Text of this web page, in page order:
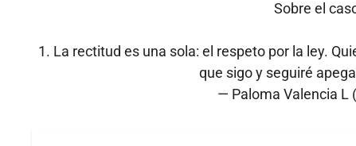
Sobre el
1. La rectitud es una sola: el respeto por la ley.
que sigo y seguiré
— Paloma Valencia L